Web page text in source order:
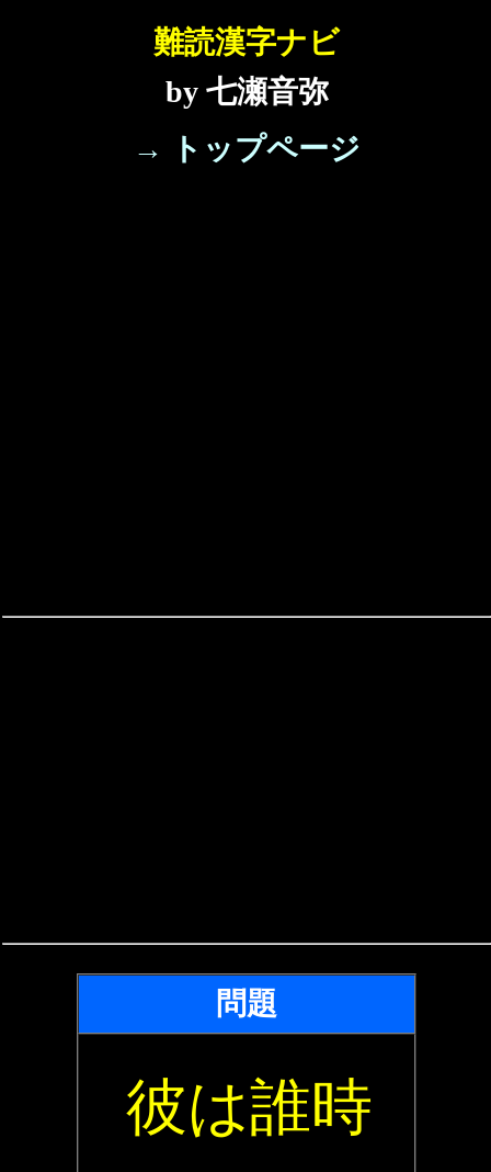
難読漢字ナビ
by 七瀬音弥
→ トップページ
問題
彼は誰時